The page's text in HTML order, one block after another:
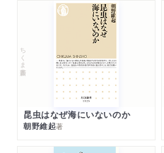
ちくま新書
昆虫はなぜ海にいないのか
朝野維起著